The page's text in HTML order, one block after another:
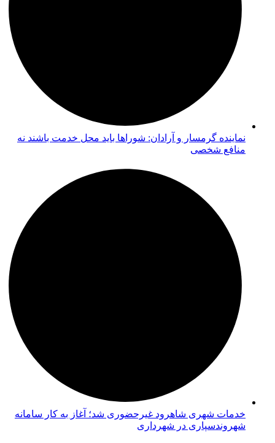
نماینده گرمسار و آرادان: شوراها باید محل خدمت باشند نه
منافع شخصی
خدمات شهری شاهرود غیرحضوری شد؛ آغاز به کار سامانه
شهروندسپاری در شهرداری